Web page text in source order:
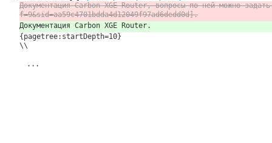
Документация Carbon XGE Router, вопросы по ней можно
f=9&sid=aa59c4701bdda4d12049f97ad6dedd0d].
Документация Carbon XGE Router.
{pagetree:startDepth=10}
\\
...